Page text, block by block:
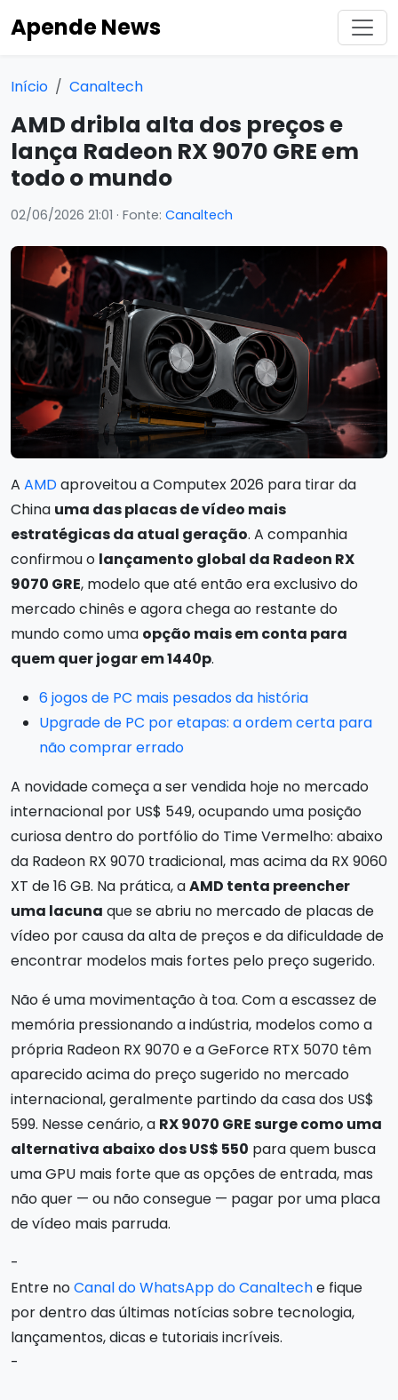
Apende News
Início Canaltech
AMD dribla alta dos preços e
lança Radeon RX 9070 GRE em
todo o mundo
02/06/2026 21:01 · Fonte: Canaltech
A AMDaproveitou a Computex 2026 para tirar da
China uma das placas de vídeo mais
estratégicas da atual geração. A companhia
confirmou o lançamento global da Radeon RX
9070 GRE, modelo que até então era exclusivo do
mercado chinês e agora chega ao restante do
mundo como uma opção mais em conta para
quem quer jogar em 1440p.
6 jogos de PC mais pesados da história
Upgrade de PC por etapas: a ordem certa para
não comprar errado
A novidade começa a ser vendida hoje no mercado
internacional por US$ 549, ocupando uma posição
curiosa dentro do portfólio do Time Vermelho: abaixo
da Radeon RX 9070 tradicional, mas acima da RX 9060
XT de 16 GB. Na prática, aAMD tenta preencher
uma lacuna que se abriu no mercado de placas de
vídeo por causa da alta de preços e da dificuldade de
encontrar modelos mais fortes pelo preço sugerido.
Não é uma movimentação à toa. Com a escassez de
memória pressionando a indústria, modelos como a
própria Radeon RX 9070 e a GeForce RTX 5070 têm
aparecido acima do preço sugerido no mercado
internacional, geralmente partindo da casa dos US$
599. Nesse cenário, a RX 9070 GRE surge como uma
alternativa abaixo dos US$ 550 para quem busca
uma GPU mais forte que as opções de entrada, mas
não quer — ou não consegue — pagar por uma placa
de vídeo mais parruda.
-
Entre noCanal do WhatsApp do Canalteche fique
por dentro das últimas notícias sobre tecnologia,
lançamentos, dicas e tutoriais incríveis.
-